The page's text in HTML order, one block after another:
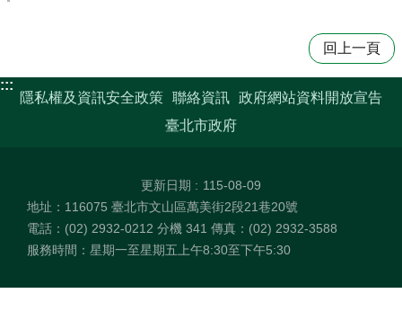
回上一頁
:::
隱私權及資訊安全政策 聯絡資訊 政府網站資料開放宣告
臺北市政府
更新日期
115-08-09
地址：116075 臺北市文山區萬美街2段21巷20號
電話：(02) 2932-0212 分機 341 傳真：(02) 2932-3588
服務時間：星期一至星期五上午8:30至下午5:30